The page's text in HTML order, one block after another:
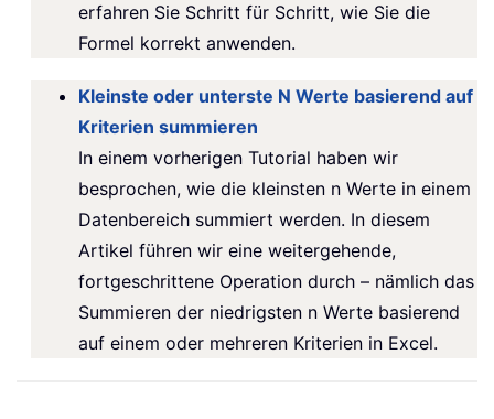
erfahren Sie Schritt für Schritt, wie Sie die
Formel korrekt anwenden.
Kleinste oder unterste N Werte basierend auf
Kriterien summieren
In einem vorherigen Tutorial haben wir
besprochen, wie die kleinsten n Werte in einem
Datenbereich summiert werden. In diesem
Artikel führen wir eine weitergehende,
fortgeschrittene Operation durch – nämlich das
Summieren der niedrigsten n Werte basierend
auf einem oder mehreren Kriterien in Excel.